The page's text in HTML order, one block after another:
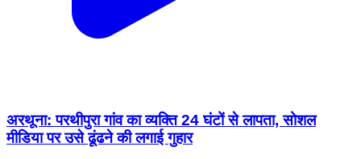
अरथूना: परथीपुरा गांव का व्यक्ति 24 घंटों से लापता, सोशल
मीडिया पर उसे ढूंढने की लगाई गुहार